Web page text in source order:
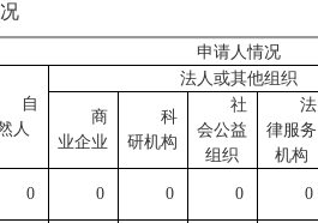
申请人情况
自
人
法人或其他组织
商
业企业
科
研机构
社
会公益
组织
法
律服务
机构
0 0 0 0 0